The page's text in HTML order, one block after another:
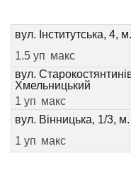
вул. Інститутська, 4,
1.5 уп макс
вул.
Хмельницький
1 уп макс
вул. Вінницька, 1/3,
1 уп макс